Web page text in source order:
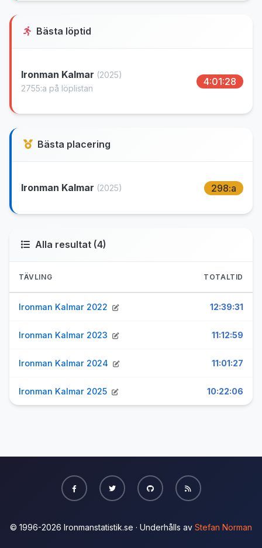
Bästa löptid
Ironman Kalmar (2025)
2755:a på löplistan
4:01:28
Bästa placering
Ironman Kalmar (2025) 298:a
Alla resultat (4)
TÄVLING TOTALTID
Ironman Kalmar 2022 12:39:31
Ironman Kalmar 2023 11:12:59
Ironman Kalmar 2024 11:01:27
Ironman Kalmar 2025 10:22:06
© 1996-2026 Ironmanstatistik.se · Underhålls av Stefan Norman